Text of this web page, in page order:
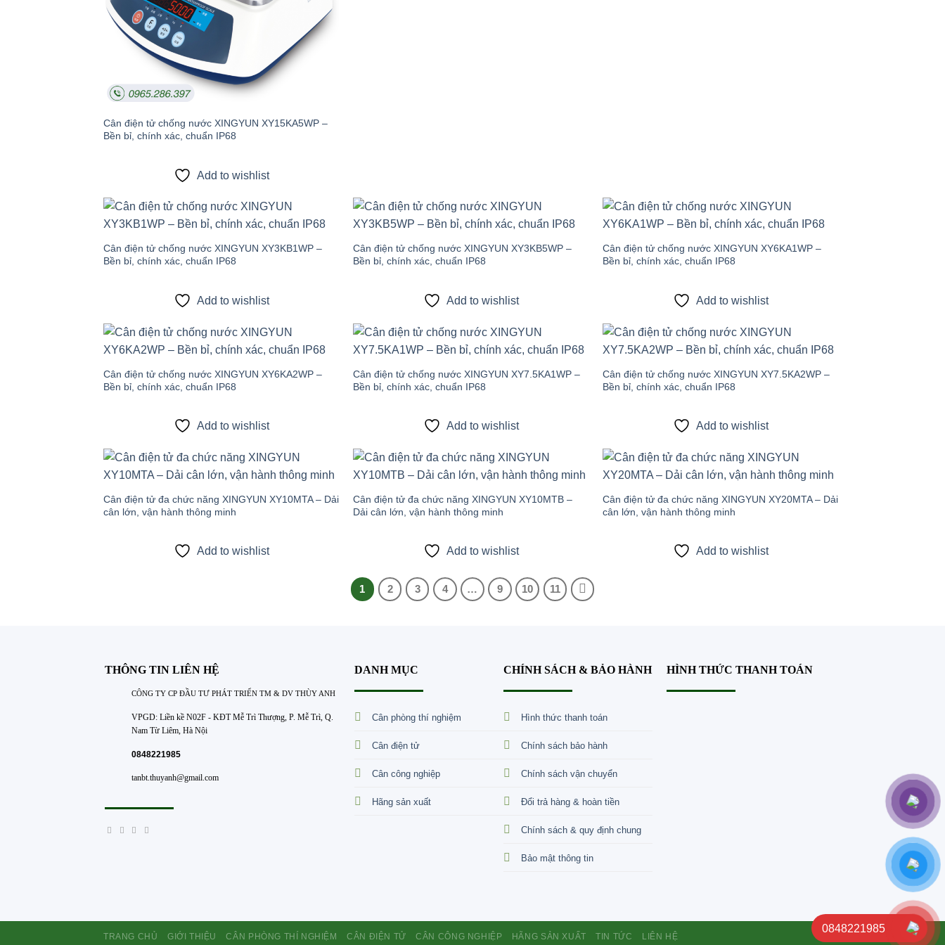
Cân điện tử chống nước XINGYUN XY15KA5WP –
Bền bỉ, chính xác, chuẩn IP68
Add to wishlist
wishlist
Cân điện tử chống nước XINGYUN XY3KB1WP –
Bền bỉ, chính xác, chuẩn IP68
Add to wishlist
wishlist
Cân điện tử chống nước XINGYUN XY3KB5WP –
Bền bỉ, chính xác, chuẩn IP68
Add to wishlist
wishlist
Cân điện tử chống nước XINGYUN XY6KA1WP –
Bền bỉ, chính xác, chuẩn IP68
Add to wishlist
wishlist
Cân điện tử chống nước XINGYUN XY6KA2WP –
Bền bỉ, chính xác, chuẩn IP68
Add to wishlist
wishlist
Cân điện tử chống nước XINGYUN XY7.5KA1WP –
Bền bỉ, chính xác, chuẩn IP68
Add to wishlist
wishlist
Cân điện tử chống nước XINGYUN XY7.5KA2WP –
Bền bỉ, chính xác, chuẩn IP68
Add to wishlist
wishlist
Cân điện tử đa chức năng XINGYUN XY10MTA – Dải
cân lớn, vận hành thông minh
Add to wishlist
wishlist
Cân điện tử đa chức năng XINGYUN XY10MTB –
Dải cân lớn, vận hành thông minh
Add to wishlist
wishlist
Cân điện tử đa chức năng XINGYUN XY20MTA – Dải
cân lớn, vận hành thông minh
Add to wishlist
1 2 3 4 … 9 10 11
THÔNG TIN LIÊN HỆ
CÔNG TY CP ĐẦU TƯ PHÁT TRIỂN TM & DV THÙY ANH
VPGD: Liền kề N02F - KĐT Mễ Trì Thượng, P. Mễ Trì, Q.
Nam Từ Liêm, Hà Nội
0848221985
tanbt.thuyanh@gmail.com
DANH MỤC
Cân phòng thí nghiệm
Cân điện tử
Cân công nghiệp
Hãng sản xuất
CHÍNH SÁCH & BẢO HÀNH
Hình thức thanh toán
Chính sách bảo hành
Chính sách vận chuyển
Đổi trả hàng & hoàn tiền
Chính sách & quy định chung
Bảo mật thông tin
HÌNH THỨC THANH TOÁN
TRANG CHỦ GIỚI THIỆU CÂN PHÒNG THÍ NGHIỆM CÂN ĐIỆN TỬ CÂN CÔNG NGHIỆP HÃNG SẢN XUẤT TIN TỨC LIÊN HỆ
0848221985